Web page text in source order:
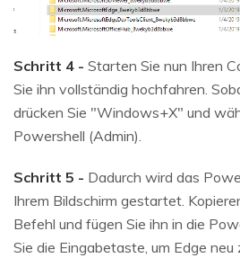
Schritt 4 - Starten Sie nun Ihren
Sie ihn vollständig hochfahren.
drücken Sie "Windows+X" und
Powershell (Admin).
Schritt 5 - Dadurch wird das
Ihrem Bildschirm gestartet.
Befehl und fügen Sie ihn in die
Sie die Eingabetaste, um Edge neu